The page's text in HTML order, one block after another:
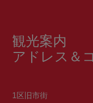
観光案内
アドレス＆
1区旧市街